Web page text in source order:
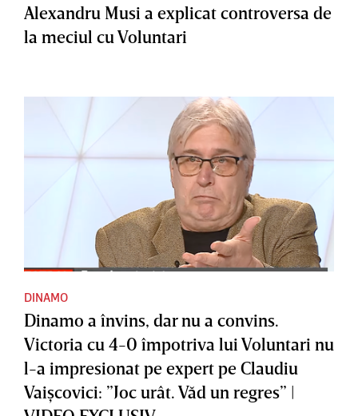
Alexandru Musi a explicat controversa de
la meciul cu Voluntari
DINAMO
Dinamo a învins, dar nu a convins.
Victoria cu 4-0 împotriva lui Voluntari nu
l-a impresionat pe expert pe Claudiu
Vaişcovici: ”Joc urât. Văd un regres” |